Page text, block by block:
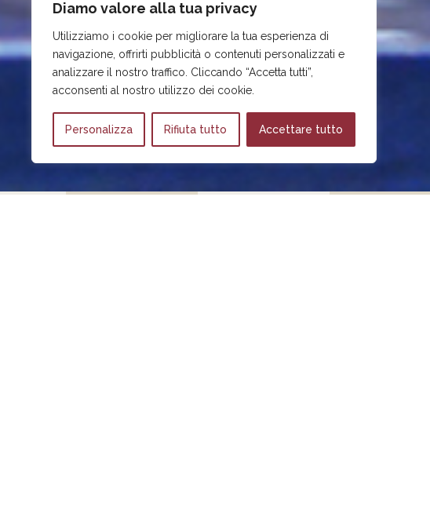
Diamo valore alla tua privacy
Utilizziamo i cookie per migliorare la tua esperienza di
navigazione, offrirti pubblicità o contenuti personalizzati e
analizzare il nostro traffico. Cliccando “Accetta tutti”,
acconsenti al nostro utilizzo dei cookie.
Personalizza Rifiuta tutto Accettare tutto